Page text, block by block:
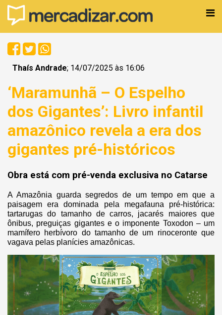
Thaís Andrade; 14/07/2025 às 16:06
‘Maramunhã – O Espelho
dos Gigantes’: Livro infantil
amazônico revela a era dos
gigantes pré-históricos
Obra está com pré-venda exclusiva no Catarse
A Amazônia guarda segredos de um tempo em que a
paisagem era dominada pela megafauna pré-histórica:
tartarugas do tamanho de carros, jacarés maiores que
ônibus, preguiças gigantes e o imponente Toxodon – um
mamífero herbívoro do tamanho de um rinoceronte que
vagava pelas planícies amazônicas.